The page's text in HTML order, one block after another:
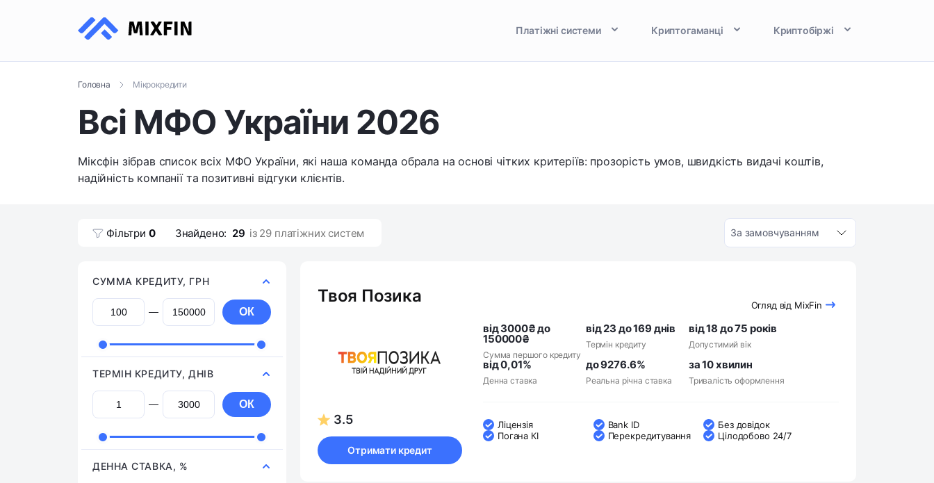
Платіжні системи Криптогаманці Криптобіржі
Головна Мікрокредити
Всі МФО України 2026
Міксфін зібрав список всіх МФО України, які наша команда обрала на основі чітких критеріїв: прозорість умов, швидкість видачі коштів,
надійність компанії та позитивні відгуки клієнтів.
Фільтри 0 Знайдено: 29 із 29 платіжних систем За замовчуванням
СУММА КРЕДИТУ, ГРН
ОК
ТЕРМІН КРЕДИТУ, ДНІВ
ОК
ДЕННА СТАВКА, %
Твоя Позика Огляд від MixFin
3.5
Отримати кредит
від 3000₴ до
150000₴
Сумма першого кредиту
від 23 до 169 днів
Термін кредиту
від 18 до 75 років
Допустимий вік
від 0,01%
Денна ставка
до 9276.6%
Реальна річна ставка
за 10 хвилин
Тривалість оформлення
Ліцензія Bank ID
Без довідок
Погана КІ
Перекредитування Цілодобово 24/7